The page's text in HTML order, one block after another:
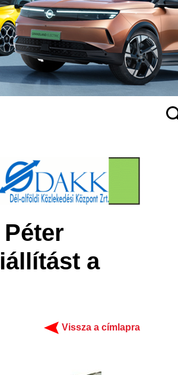
a
Vissza a címlapra